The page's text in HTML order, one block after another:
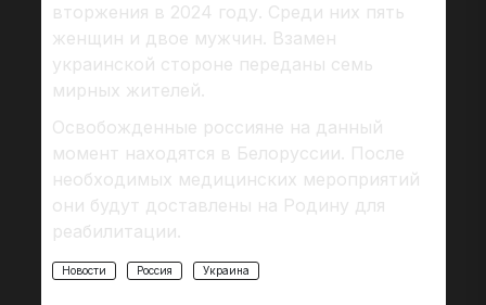
вторжения в 2024 году. Среди них пять
женщин и двое мужчин. Взамен
украинской стороне переданы семь
мирных жителей.
Освобожденные россияне на данный
момент находятся в Белоруссии. После
необходимых медицинских мероприятий
они будут доставлены на Родину для
реабилитации.
Новости Россия Украина